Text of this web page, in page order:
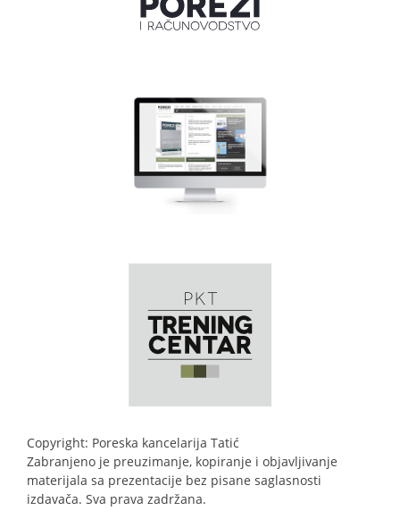
Copyright: Poreska kancelarija Tatić
Zabranjeno je preuzimanje, kopiranje i objavljivanje
materijala sa prezentacije bez pisane saglasnosti
izdavača. Sva prava zadržana.